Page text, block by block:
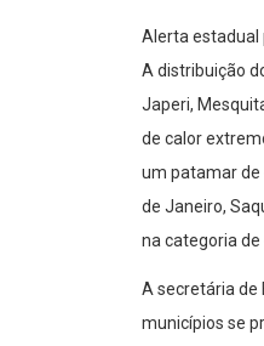
Alerta estadual
A distribuição
Japeri,
de calor
um patamar de
de Janeiro,
na categoria
A secretária de
municípios se